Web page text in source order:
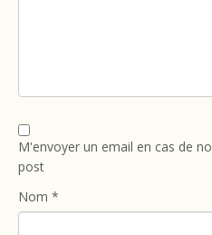
M'envoyer un email en cas de
post
Nom *